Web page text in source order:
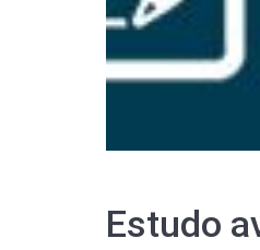
Estudo